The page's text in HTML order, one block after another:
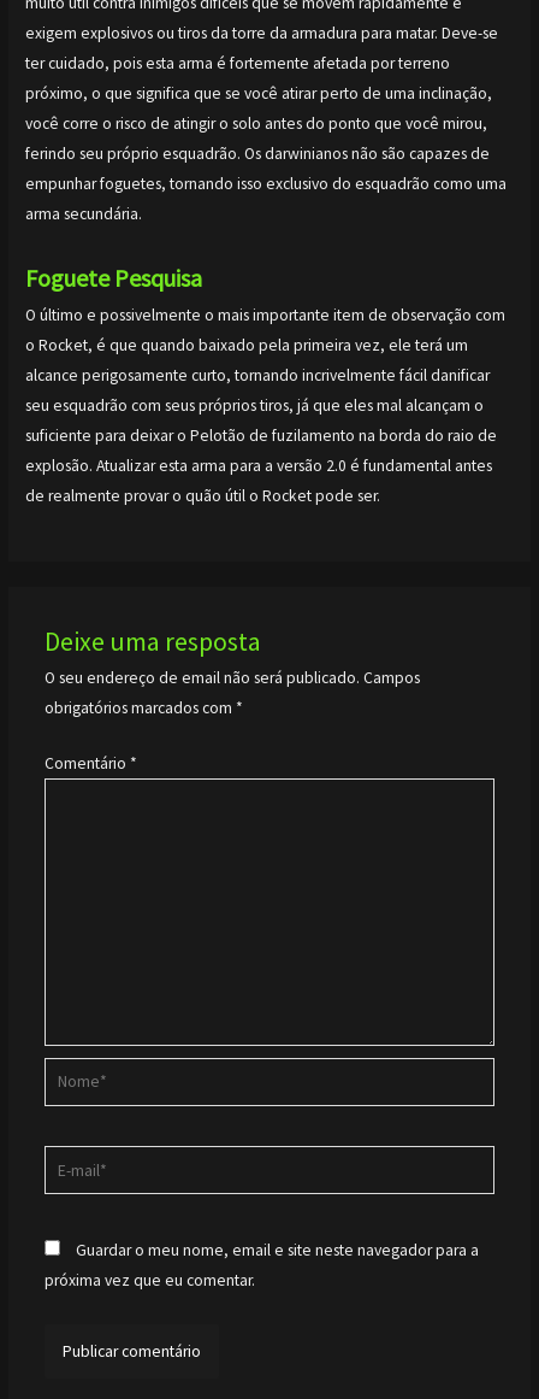
exigem explosivos ou tiros da torre da armadura para matar. Deve-se
ter cuidado, pois esta arma é fortemente afetada por terreno
próximo, o que significa que se você atirar perto de uma inclinação,
você corre o risco de atingir o solo antes do ponto que você mirou,
ferindo seu próprio esquadrão. Os darwinianos não são capazes de
empunhar foguetes, tornando isso exclusivo do esquadrão como uma
arma secundária.
Foguete Pesquisa
O último e possivelmente o mais importante item de observação com
o Rocket, é que quando baixado pela primeira vez, ele terá um
alcance perigosamente curto, tornando incrivelmente fácil danificar
seu esquadrão com seus próprios tiros, já que eles mal alcançam o
suficiente para deixar o Pelotão de fuzilamento na borda do raio de
explosão. Atualizar esta arma para a versão 2.0 é fundamental antes
de realmente provar o quão útil o Rocket pode ser.
Deixe uma resposta
O seu endereço de email não será publicado. Campos
obrigatórios marcados com *
Comentário *
Nome*
mail*
Guardar o meu nome, email e site neste navegador para a
próxima vez que eu comentar.